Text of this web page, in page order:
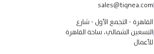
sales@tiqnea.com
القاهرة - التجمع الأول - شارع
التسعين الشمالي، ساحة القاهرة
للأعمال